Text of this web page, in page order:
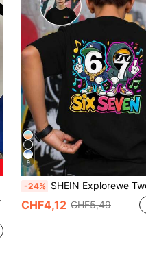
9
-24% SHEIN Explorewe Tween Jungen Frühling und Sommer: Lässige Mode kreative personalisierte erfrischende hochwertige minimalistische Nummer 67 Cartoon coole Charakter Musik grafischer Buchstaben Slogan Muster lässiges Basis Kurzarm T-Shirt, bequeme Alltagskleidung gemütliche Sommer- und Herbststile: Atmosphäre-inspiriert geeignet für
CHF4,12 CHF5,49